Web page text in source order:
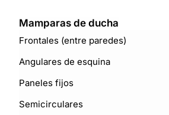
Mamparas de ducha
Frontales (entre paredes)
Angulares de esquina
Paneles fijos
Semicirculares